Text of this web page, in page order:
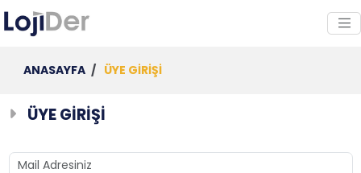
ANASAYFA / ÜYE GİRİŞİ
ÜYE GİRİŞİ